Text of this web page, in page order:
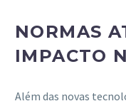
NORMAS
IMPACTO
Além das novas